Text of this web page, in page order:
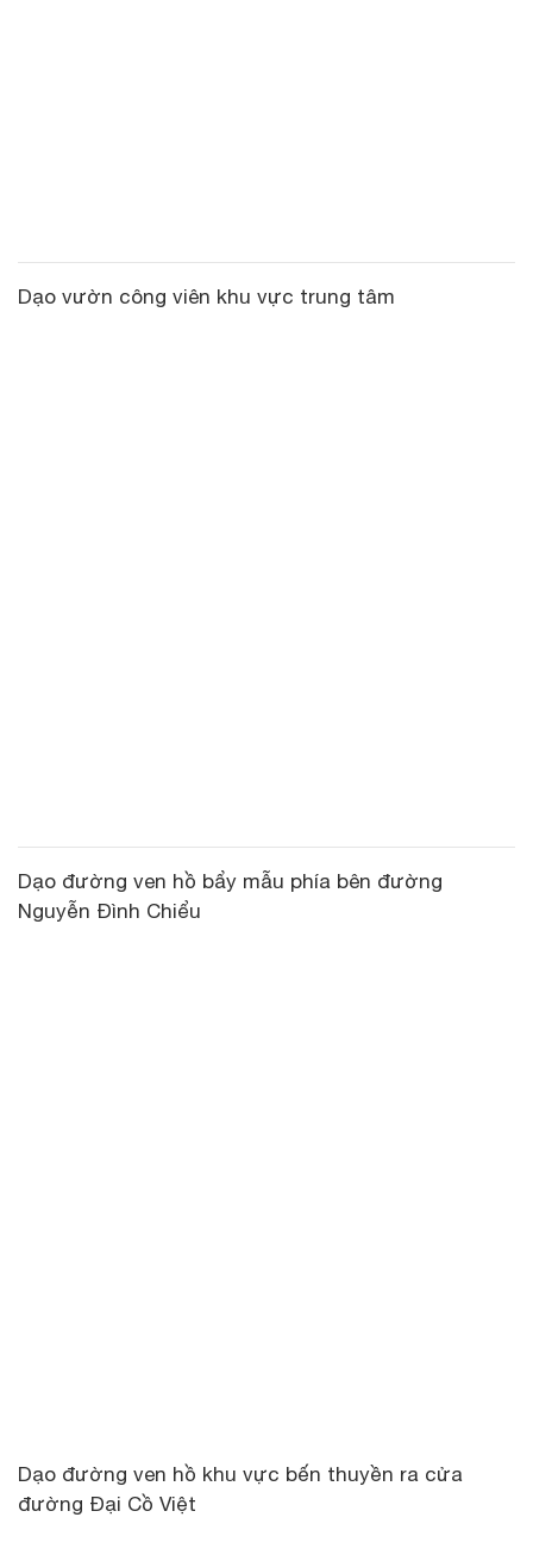
Dạo vườn công viên khu vực trung tâm
Dạo đường ven hồ bẩy mẫu phía bên đường
Nguyễn Đình Chiểu
Dạo đường ven hồ khu vực bến thuyền ra cửa
đường Đại Cồ Việt